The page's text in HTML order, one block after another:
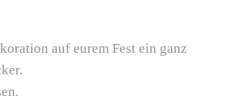
auf eurem Fest ein ganz